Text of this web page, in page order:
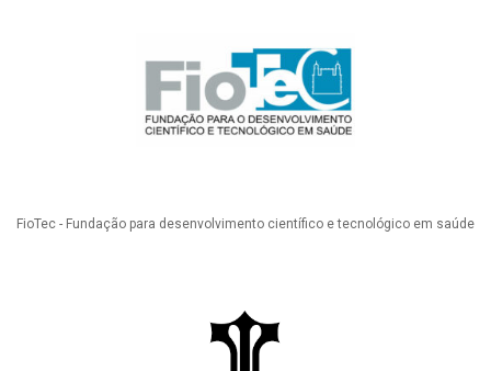
FioTec - Fundação para desenvolvimento científico e tecnológico em saúde